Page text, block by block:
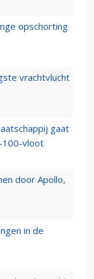
opschorting
vrachtvlucht
gaat
100-vloot
door Apollo,
in de